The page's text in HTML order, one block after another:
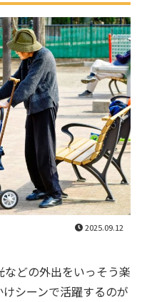
2025.09.12
どの外出をいっそう楽
シーンで活躍するのが